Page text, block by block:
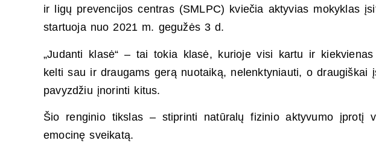
ir ligų prevencijos centras (SMLPC) kviečia aktyvias mokyklas
startuoja nuo 2021 m. gegužės 3 d.
„Judanti klasė“ – tai tokia klasė, kurioje visi kartu ir
kelti sau ir draugams gerą nuotaiką, nelenktyniauti, o
pavyzdžiu įnorinti kitus.
Šio renginio tikslas – stiprinti natūralų fizinio aktyvumo įprotį
emocinę sveikatą.